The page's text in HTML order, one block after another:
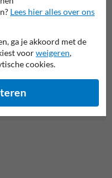
RVV B06 -
Lees hier alles over ons
ga je akkoord met de
voorweigeren,
cookies.